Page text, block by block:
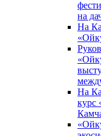
на
На
На
курс